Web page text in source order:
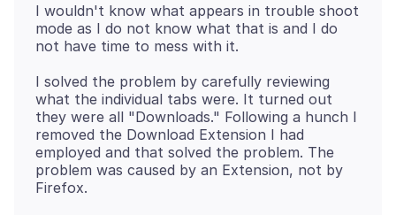
I wouldn't know what appears in trouble shoot
mode as I do not know what that is and I do
I solved the problem by carefully reviewing
what the individual tabs were. It turned out
they were all "Downloads." Following a hunch I
removed the Download Extension I had
employed and that solved the problem. The
problem was caused by an Extension, not by